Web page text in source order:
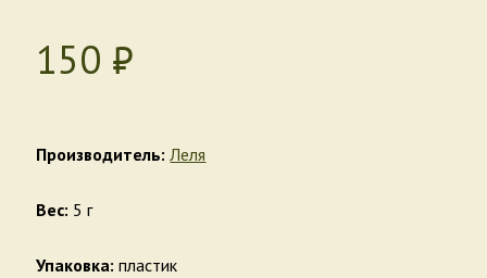
150 ₶
Производитель: Леля
Вес: 5 г
Упаковка: пластик